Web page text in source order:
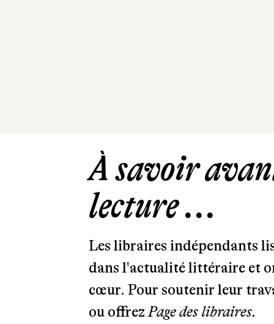
À savoir
lecture ...
Les libraires indépendants
dans l'actualité littéraire et
cœur. Pour soutenir leur
ou offrezPage des libraires.